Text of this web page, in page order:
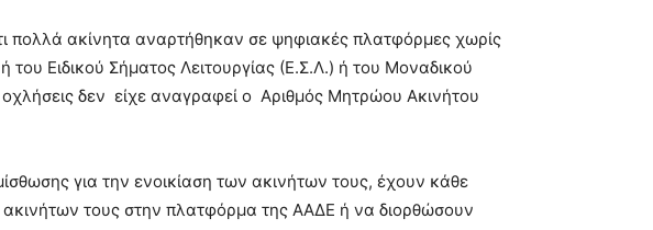
πολλά ακίνητα αναρτήθηκαν σε ψηφιακές πλατφόρμες χωρίς
Ειδικού Σήματος Λειτουργίας (Ε.Σ.Λ.) ή του Μοναδικού
δεν είχε αναγραφεί ο Αριθμός Μητρώου Ακινήτου
για την ενοικίαση των ακινήτων τους, έχουν κάθε
ακινήτων τους στην πλατφόρμα της ΑΑΔΕ ή να διορθώσουν